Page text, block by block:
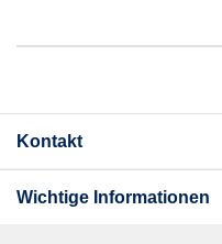
Kontakt
Wichtige Informationen